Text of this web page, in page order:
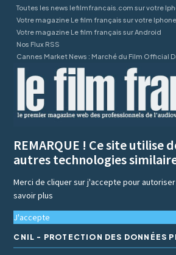
Toutes les news lefilmfrancais.com sur votre
Votre magazine Le film français sur votre
Votre magazine Le film français sur Android
Nos Flux RSS
Cannes Market News : Marché du Film Official
REMARQUE ! Ce site utilise
autres technologies
Merci de cliquer sur j'accepte pour
savoir plus
J'accepte
CNIL - PROTECTION DES DONNÉES